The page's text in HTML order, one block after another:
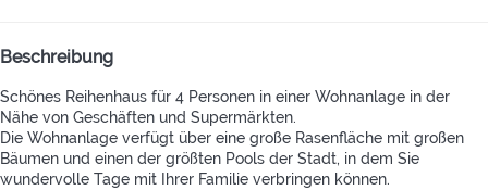
Beschreibung
Schönes Reihenhaus für 4 Personen in einer Wohnanlage in der
Nähe von Geschäften und Supermärkten.
Die Wohnanlage verfügt über eine große Rasenfläche mit großen
Bäumen und einen der größten Pools der Stadt, in dem Sie
wundervolle Tage mit Ihrer Familie verbringen können.